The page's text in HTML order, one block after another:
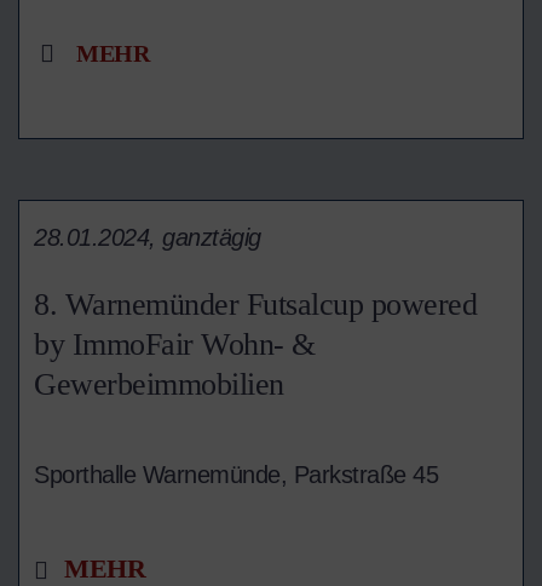
MEHR
8. Warnemünder Futsalcup powered
by ImmoFair Wohn- &
Gewerbeimmobilien
28.01.2024, ganztägig
Sporthalle Warnemünde, Parkstraße 45
MEHR